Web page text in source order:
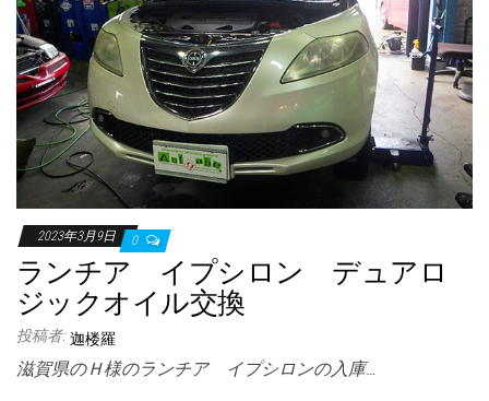
2023年3月9日 0
ランチア イプシロン デュアロ
ジックオイル交換
投稿者: 迦楼羅
滋賀県のＨ様のランチア イプシロンの入庫…